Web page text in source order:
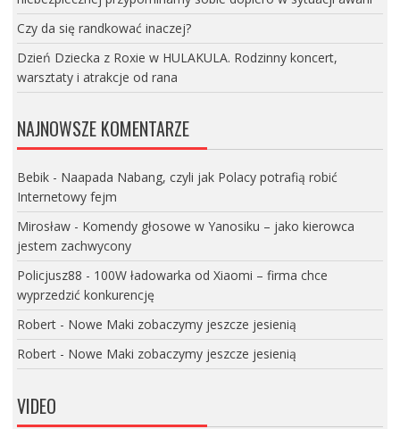
Czy da się randkować inaczej?
Dzień Dziecka z Roxie w HULAKULA. Rodzinny koncert,
warsztaty i atrakcje od rana
NAJNOWSZE KOMENTARZE
Bebik- Naapada Nabang, czyli jak Polacy potrafią robić
Internetowy fejm
Mirosław- Komendy głosowe w Yanosiku – jako kierowca
jestem zachwycony
Policjusz88 - 100W ładowarka od Xiaomi – firma chce
wyprzedzić konkurencję
Robert- Nowe Maki zobaczymy jeszcze jesienią
Robert- Nowe Maki zobaczymy jeszcze jesienią
VIDEO